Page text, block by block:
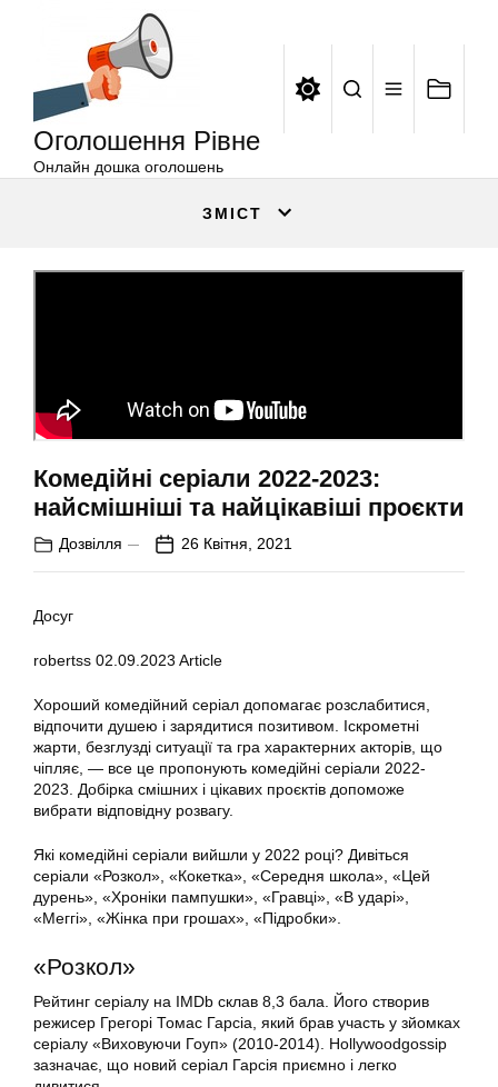
Оголошення Рівне
Онлайн дошка оголошень
ЗМІСТ
Комедійні серіали 2022-2023:
найсмішніші та найцікавіші проєкти
Дозвілля 26 Квітня, 2021
Досуг
robertss 02.09.2023 Article
Хороший комедійний серіал допомагає розслабитися,
відпочити душею і зарядитися позитивом. Іскрометні
жарти, безглузді ситуації та гра характерних акторів, що
чіпляє, — все це пропонують комедійні серіали 2022-
2023. Добірка смішних і цікавих проєктів допоможе
вибрати відповідну розвагу.
Які комедійні серіали вийшли у 2022 році? Дивіться
серіали «Розкол», «Кокетка», «Середня школа», «Цей
дурень», «Хроніки пампушки», «Гравці», «В ударі»,
«Меггі», «Жінка при грошах», «Підробки».
«Розкол»
Рейтинг серіалу на IMDb склав 8,3 бала. Його створив
режисер Грегорі Томас Гарсіа, який брав участь у зйомках
серіалу «Виховуючи Гоуп» (2010-2014). Hollywoodgossip
зазначає, що новий серіал Гарсія приємно і легко